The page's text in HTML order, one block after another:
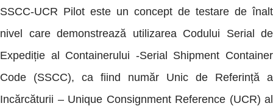
SSCC-UCR Pilot este un concept de testare de înalt
nivel care demonstrează utilizarea Codului Serial de
Expediție al Containerului -Serial Shipment Container
Code (SSCC), ca fiind număr Unic de Referință a
Incărcăturii – Unique Consignment Reference (UCR) al